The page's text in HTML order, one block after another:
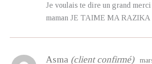
Je voulais te dire un grand merci
maman JE TAIME MA RAZIKA
Asma (client confirmé)